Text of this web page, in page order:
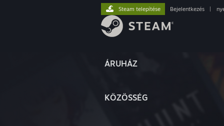
ÁRUHÁZ
KÖZÖSSÉG
Steam telepítése Bejelentkezés